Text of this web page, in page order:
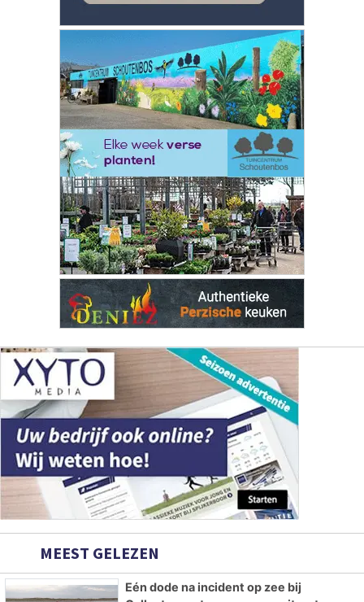
MEEST GELEZEN
Eén dode na incident op zee bij